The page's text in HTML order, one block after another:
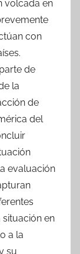
volcada en
con
de
la
de
del
evaluación
situación en
a la
su